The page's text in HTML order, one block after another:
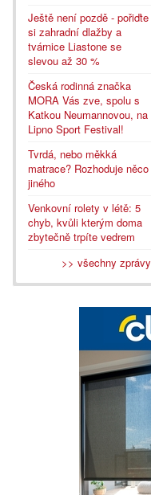
Ještě není pozdě - pořiďte
si zahradní dlažby a
tvárnice Liastone se
slevou až 30 %
Česká rodinná značka
MORA Vás zve, spolu s
Katkou Neumannovou, na
Lipno Sport Festival!
Tvrdá, nebo měkká
matrace? Rozhoduje něco
jiného
Venkovní rolety v létě: 5
chyb, kvůli kterým doma
zbytečně trpíte vedrem
>> všechny zprávy